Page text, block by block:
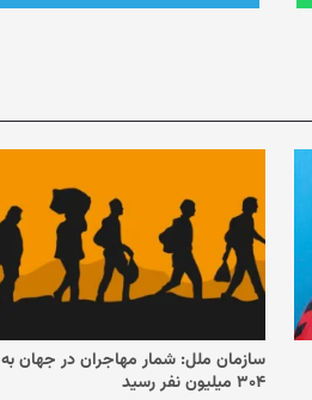
سازمان ملل: شمار مهاجران در جهان به
۳۰۴ میلیون نفر رسید